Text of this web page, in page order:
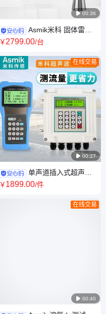
 00:36
Asmik米科 固体雷达
料位计厂家 极低介电盲区小 石
￥2799.00/台
 00:27
在线交易
单声道插入式超声波
流量计 米科传感 多普勒多声道
￥1899.00/件
 00:40
在线交易